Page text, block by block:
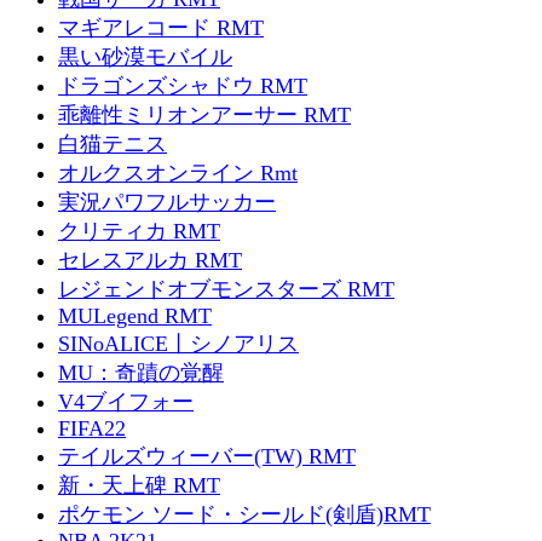
マギアレコード RMT
黒い砂漠モバイル
ドラゴンズシャドウ RMT
乖離性ミリオンアーサー RMT
白猫テニス
オルクスオンライン Rmt
実況パワフルサッカー
クリティカ RMT
セレスアルカ RMT
レジェンドオブモンスターズ RMT
MULegend RMT
SINoALICE丨シノアリス
MU：奇蹟の覚醒
V4ブイフォー
FIFA22
テイルズウィーバー(TW) RMT
新・天上碑 RMT
ポケモン ソード・シールド(剣盾)RMT